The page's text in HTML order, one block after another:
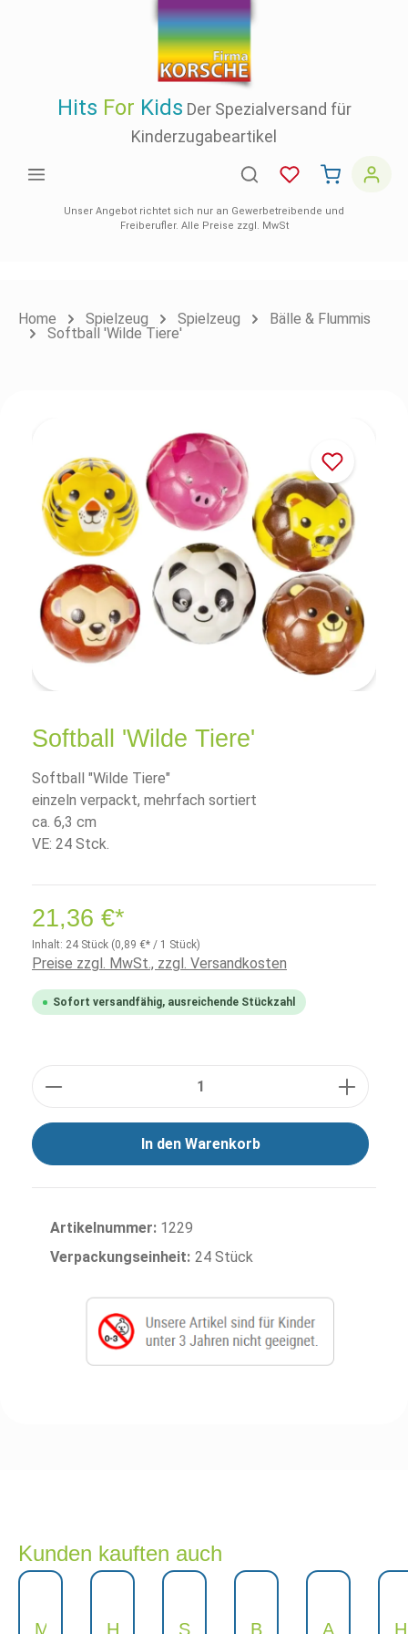
Hits For Kids Der Spezialversand für
Kinderzugabeartikel
Unser Angebot richtet sich nur an Gewerbetreibende und
Freiberufler. Alle Preise zzgl. MwSt
Home Spielzeug Spielzeug
Bälle & Flummis
Softball 'Wilde Tiere'
Softball 'Wilde Tiere'
Softball "Wilde Tiere"
einzeln verpackt, mehrfach sortiert
ca. 6,3 cm
VE: 24 Stck.
21,36 €*
Inhalt: 24 Stück (0,89 €* / 1 Stück)
Preise zzgl. MwSt., zzgl. Versandkosten
Sofort versandfähig, ausreichende Stückzahl
In den Warenkorb
Artikelnummer: 1229
Verpackungseinheit: 24 Stück
Kunden kauften auch
M
H
S
B
A
H